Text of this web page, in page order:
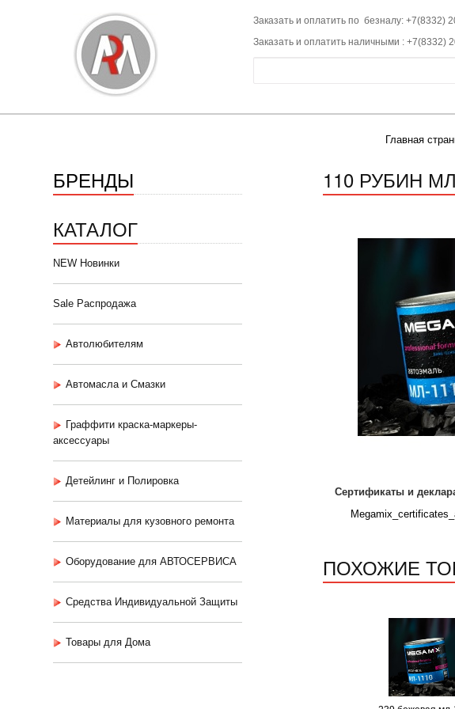
Заказать и оплатить по безналу: +7(8332)
Заказать и оплатить наличными : +7(8332)
Главная
БРЕНДЫ
КАТАЛОГ
NEW Новинки
Sale Распродажа
Автолюбителям
Автомасла и Смазки
Граффити краска-маркеры-
аксессуары
Детейлинг и Полировка
Материалы для кузовного ремонта
Оборудование для АВТОСЕРВИСА
Средства Индивидуальной Защиты
Товары для Дома
110 РУБИН
Сертификаты и
ПОХОЖИЕ